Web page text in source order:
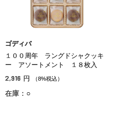
ゴディバ
１００周年 ラングドシャクッキ
ー アソートメント １８枚入
2,916 円 （8%税込）
在庫：○